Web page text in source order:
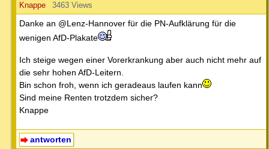
Knappe
3463 Views
Danke an @Lenz-Hannover für die PN-Aufklärung für die
wenigen AfD-Plakate
Ich steige wegen einer Vorerkrankung aber auch nicht mehr auf
die sehr hohen AfD-Leitern.
Bin schon froh, wenn ich geradeaus laufen kann
Sind meine Renten trotzdem sicher?
Knappe
antworten